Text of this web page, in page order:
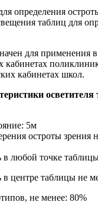
определения
таблиц для
для применения в
кабинетах
кабинетах школ.
5м
остроты зрения
любой точке
центре таблицы не
не менее: 80%